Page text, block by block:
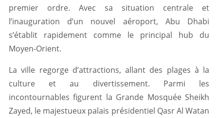
premier ordre. Avec sa situation centrale et
l’inauguration d’un nouvel aéroport, Abu Dhabi
s’établit rapidement comme le principal hub du
Moyen-Orient.
La ville regorge d’attractions, allant des plages à la
culture et au divertissement. Parmi les
incontournables figurent la Grande Mosquée Sheikh
Zayed, le majestueux palais présidentiel Qasr Al Watan